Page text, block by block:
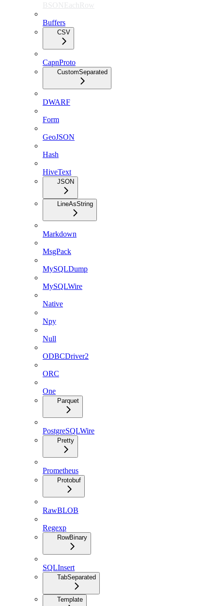
BSONEachRow
Buffers
CSV
CapnProto
CustomSeparated
DWARF
Form
GeoJSON
Hash
HiveText
JSON
LineAsString
Markdown
MsgPack
MySQLDump
MySQLWire
Native
Npy
Null
ODBCDriver2
ORC
One
Parquet
PostgreSQLWire
Pretty
Prometheus
Protobuf
RawBLOB
Regexp
RowBinary
SQLInsert
TabSeparated
Template